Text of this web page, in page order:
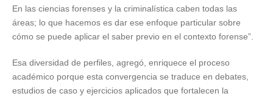
En las ciencias forenses y la criminalística caben todas las
áreas; lo que hacemos es dar ese enfoque particular sobre
cómo se puede aplicar el saber previo en el contexto forense”.
Esa diversidad de perfiles, agregó, enriquece el proceso
académico porque esta convergencia se traduce en debates,
estudios de caso y ejercicios aplicados que fortalecen la